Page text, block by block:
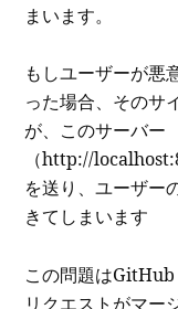
まいます。
もしユーザーが悪
った場合、そのサ
が、このサーバー
（http://
を送り、ユーザー
きてしまいます
この問題は
リクエストがマー